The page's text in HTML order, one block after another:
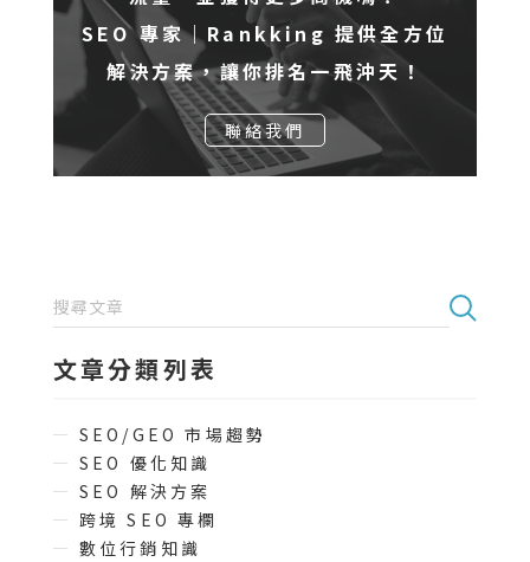
SEO 專家｜Rankking 提供全方位
解決方案，讓你排名一飛沖天！
聯絡我們
文章分類列表
SEO/GEO 市場趨勢
SEO 優化知識
SEO 解決方案
跨境 SEO 專欄
數位行銷知識